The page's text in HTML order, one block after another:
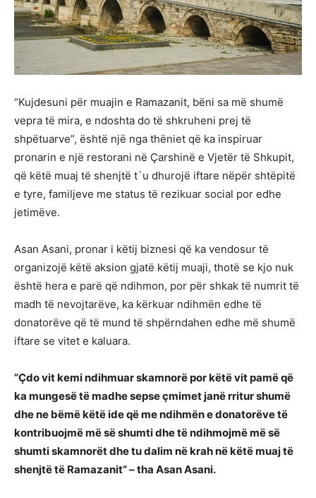
“Kujdesuni për muajin e Ramazanit, bëni sa më shumë
vepra të mira, e ndoshta do të shkruheni prej të
shpëtuarve”, është një nga thëniet që ka inspiruar
pronarin e një restorani në Çarshinë e Vjetër të Shkupit,
që këtë muaj të shenjtë t`u dhurojë iftare nëpër shtëpitë
e tyre, familjeve me status të rezikuar social por edhe
jetimëve.
Asan Asani, pronar i këtij biznesi që ka vendosur të
organizojë këtë aksion gjatë këtij muaji, thotë se kjo nuk
është hera e parë që ndihmon, por për shkak të numrit të
madh të nevojtarëve, ka kërkuar ndihmën edhe të
donatorëve që të mund të shpërndahen edhe më shumë
iftare se vitet e kaluara.
“Çdo vit kemi ndihmuar skamnorë por këtë vit pamë që
ka mungesë të madhe sepse çmimet janë rritur shumë
dhe ne bëmë këtë ide që me ndihmën e donatorëve të
kontribuojmë më së shumti dhe të ndihmojmë më së
shumti skamnorët dhe tu dalim në krah në këtë muaj të
shenjtë të Ramazanit” – tha Asan Asani.